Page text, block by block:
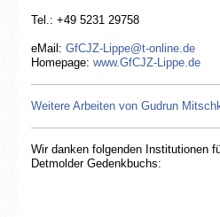
Tel.: +49 5231 29758
eMail:GfCJZ-Lippe@t-online.de
Homepage:www.GfCJZ-Lippe.de
Weitere Arbeiten von Gudrun
Wir danken folgenden Institutionen
Detmolder Gedenkbuchs: